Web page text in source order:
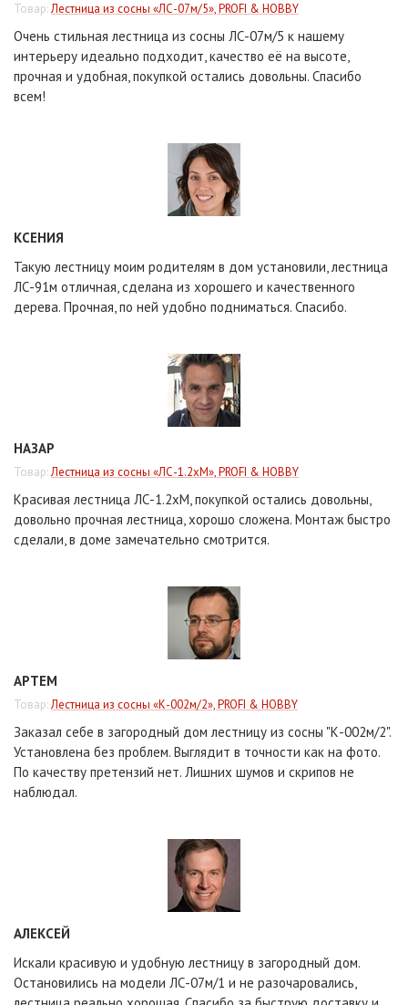
Товар:Лестница из сосны «ЛС-07м/5», PROFI & HOBBY
Очень стильная лестница из сосны ЛС-07м/5 к нашему
интерьеру идеально подходит, качество её на высоте,
прочная и удобная, покупкой остались довольны. Спасибо
всем!
КСЕНИЯ
Такую лестницу моим родителям в дом установили, лестница
ЛС-91м отличная, сделана из хорошего и качественного
дерева. Прочная, по ней удобно подниматься. Спасибо.
НАЗАР
Товар:Лестница из сосны «ЛС-1.2хМ», PROFI & HOBBY
Красивая лестница ЛС-1.2хМ, покупкой остались довольны,
довольно прочная лестница, хорошо сложена. Монтаж быстро
сделали, в доме замечательно смотрится.
АРТЕМ
Товар:Лестница из сосны «К-002м/2», PROFI & HOBBY
Заказал себе в загородный дом лестницу из сосны "К-002м/2".
Установлена без проблем. Выглядит в точности как на фото.
По качеству претензий нет. Лишних шумов и скрипов не
наблюдал.
АЛЕКСЕЙ
Искали красивую и удобную лестницу в загородный дом.
Остановились на модели ЛС-07м/1 и не разочаровались,